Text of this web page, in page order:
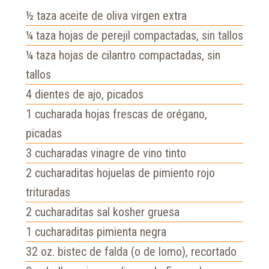
½ taza aceite de oliva virgen extra
¼ taza hojas de perejil compactadas, sin tallos
¼ taza hojas de cilantro compactadas, sin
tallos
4 dientes de ajo, picados
1 cucharada hojas frescas de orégano,
picadas
3 cucharadas vinagre de vino tinto
2 cucharaditas hojuelas de pimiento rojo
trituradas
2 cucharaditas sal kosher gruesa
1 cucharaditas pimienta negra
32 oz. bistec de falda (o de lomo), recortado